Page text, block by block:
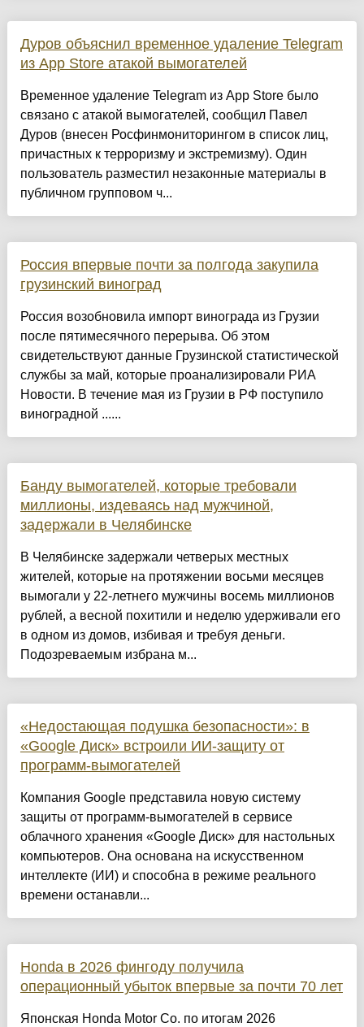
Дуров объяснил временное удаление Telegram
из App Store атакой вымогателей
Временное удаление Telegram из App Store было
связано с атакой вымогателей, сообщил Павел
Дуров (внесен Росфинмониторингом в список лиц,
причастных к терроризму и экстремизму). Один
пользователь разместил незаконные материалы в
публичном групповом ч...
Россия впервые почти за полгода закупила
грузинский виноград
Россия возобновила импорт винограда из Грузии
после пятимесячного перерыва. Об этом
свидетельствуют данные Грузинской статистической
службы за май, которые проанализировали РИА
Новости. В течение мая из Грузии в РФ поступило
виноградной ......
Банду вымогателей, которые требовали
миллионы, издеваясь над мужчиной,
задержали в Челябинске
В Челябинске задержали четверых местных
жителей, которые на протяжении восьми месяцев
вымогали у 22-летнего мужчины восемь миллионов
рублей, а весной похитили и неделю удерживали его
в одном из домов, избивая и требуя деньги.
Подозреваемым избрана м...
«Недостающая подушка безопасности»: в
«Google Диск» встроили ИИ-защиту от
программ-вымогателей
Компания Google представила новую систему
защиты от программ-вымогателей в сервисе
облачного хранения «Google Диск» для настольных
компьютеров. Она основана на искусственном
интеллекте (ИИ) и способна в режиме реального
времени останавли...
Honda в 2026 фингоду получила
операционный убыток впервые за почти 70 лет
Японская Honda Motor Co. по итогам 2026